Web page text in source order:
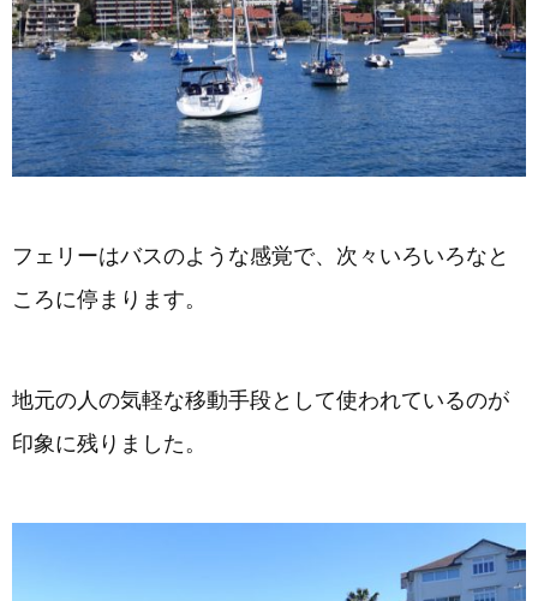
フェリーはバスのような感覚で、次々いろいろなと
ころに停まります。
地元の人の気軽な移動手段として使われているのが
印象に残りました。